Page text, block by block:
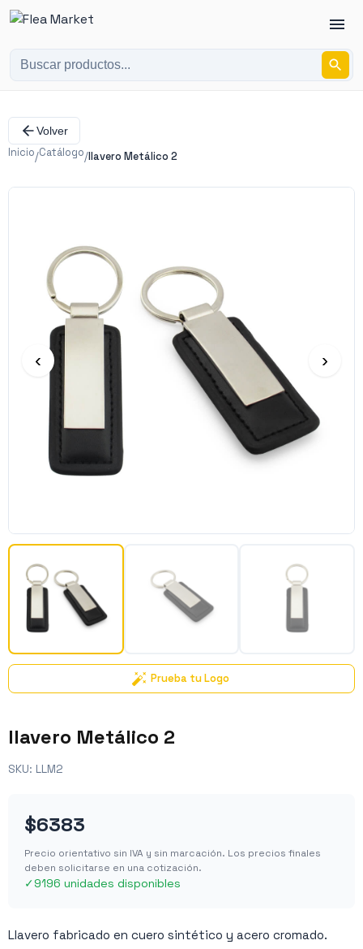
Volver
Inicio/Catálogo/llavero Metálico 2
‹ ›
Prueba tu Logo
llavero Metálico 2
SKU: LLM2
$6383
Precio orientativo sin IVA y sin marcación. Los precios finales
deben solicitarse en una cotización.
✓9196 unidades disponibles
Llavero fabricado en cuero sintético y acero cromado.